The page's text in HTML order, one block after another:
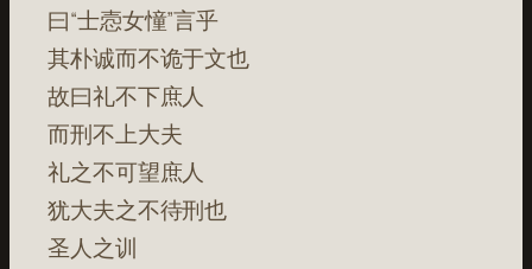
曰“士悫女憧”言乎
其朴诚而不诡于文也
故曰礼不下庶人
而刑不上大夫
礼之不可望庶人
犹大夫之不待刑也
圣人之训